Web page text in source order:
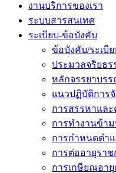
งานบริการของเรา
ระบบสารสนเทศ
ระเบียบ-ข้อบังคับ
ข้อบังคับ/ระเบี
ประมวลจริยธ
หลักจรรยาบร
แนวปฏิบัติการ
การสรรหาแล
การทำงานข้า
การกำหนดตำ
การต่ออายุรา
การเกษียณอา